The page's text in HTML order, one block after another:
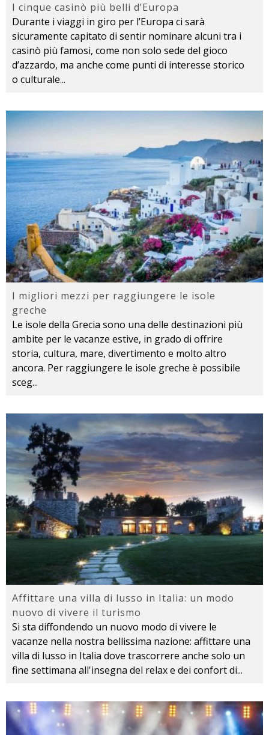
I cinque casinò più belli d’Europa
Durante i viaggi in giro per l’Europa ci sarà
sicuramente capitato di sentir nominare alcuni tra i
casinò più famosi, come non solo sede del gioco
d’azzardo, ma anche come punti di interesse storico
o culturale...
I migliori mezzi per raggiungere le isole
greche
Le isole della Grecia sono una delle destinazioni più
ambite per le vacanze estive, in grado di offrire
storia, cultura, mare, divertimento e molto altro
ancora. Per raggiungere le isole greche è possibile
sceg...
Affittare una villa di lusso in Italia: un modo
nuovo di vivere il turismo
Si sta diffondendo un nuovo modo di vivere le
vacanze nella nostra bellissima nazione: affittare una
villa di lusso in Italia dove trascorrere anche solo un
fine settimana all'insegna del relax e dei confort di...